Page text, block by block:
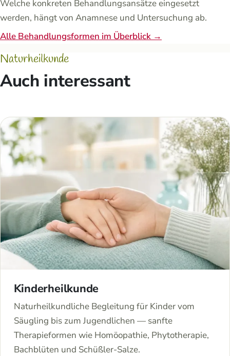
Welche konkreten Behandlungsansätze eingesetzt
werden, hängt von Anamnese und Untersuchung ab.
Alle Behandlungsformen im Überblick →
Naturheilkunde
Auch interessant
Kinderheilkunde
Naturheilkundliche Begleitung für Kinder vom
Säugling bis zum Jugendlichen — sanfte
Therapieformen wie Homöopathie, Phytotherapie,
Bachblüten und Schüßler-Salze.